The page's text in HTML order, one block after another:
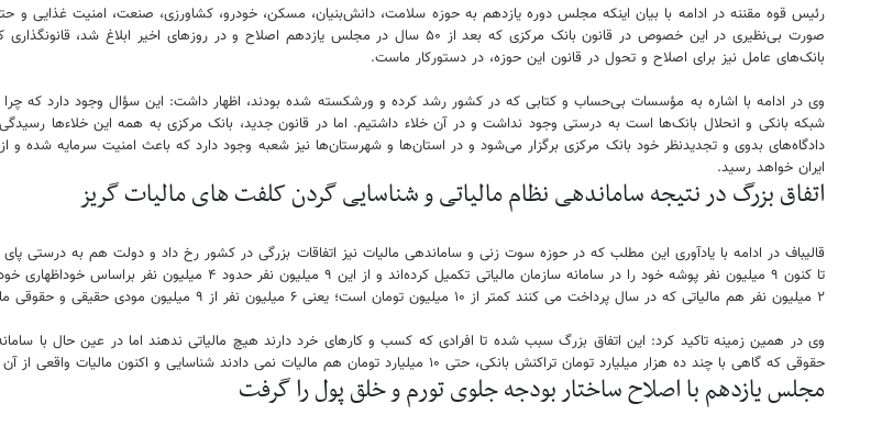
رئیس قوه مقننه در ادامه با بیان اینکه مجلس دوره یازدهم به حوزه سلامت، دانش‌بنیان، مسکن، خودرو، کشاورزی، صنعت، امنیت غذایی و
صورت بی‌نظیری در این خصوص در قانون بانک مرکزی که بعد از ۵۰ سال در مجلس یازدهم اصلاح و
بانک‌های عامل نیز برای اصلاح و تحول در قانون این حوزه، در دستورکار ماست.
وی در ادامه با اشاره به مؤسسات بی‌حساب و کتابی که در کشور رشد کرده و ورشکسته شده بودند، اظهار داشت: این سؤال وجود دارد که
شبکه بانکی و انحلال بانک‌ها است به درستی وجود نداشت و در آن خلاء داشتیم. اما در قانون جدید، بانک مرکزی به همه این خلاءها
دادگاه‌های بدوی و تجدیدنظر خود بانک مرکزی برگزار می‌شود و در استان‌ها و شهرستان‌ها نیز شعبه وجود دارد که باعث امنیت سرمایه شده و
ایران خواهد رسید.
اتفاق بزرگ در نتیجه ساماندهی نظام مالیاتی و شناسایی گردن کلفت های مالیات گریز
۲ میلیون نفر هم مالیاتی که در سال پرداخت می کنند کمتر از ۱۰ میلیون تومان است؛ یعنی ۶ میلیون نفر از ۹ میلیون مودی حقیقی و حقوقی مالیاتی یا هیچ رقمی پرداخت نمی کنند یا مالیات اندکی پرداخت کرده اند.
وی در همین زمینه تاکید کرد: این اتفاق بزرگ سبب شده تا افرادی که کسب و کارهای خرد دارند هیچ مالیاتی ندهند اما در عین حال با
حقوقی که گاهی با چند ده هزار میلیارد تومان تراکنش بانکی، حتی ۱۰ میلیارد تومان هم مالیات نمی دادند شناسایی و اکنون مالیات واقعی از آن ها اخذ می شود و همین موضوع سبب افزایش درامد مالیاتی شده است.
مجلس یازدهم با اصلاح ساختار بودجه جلوی تورم و خلق پول را گرفت